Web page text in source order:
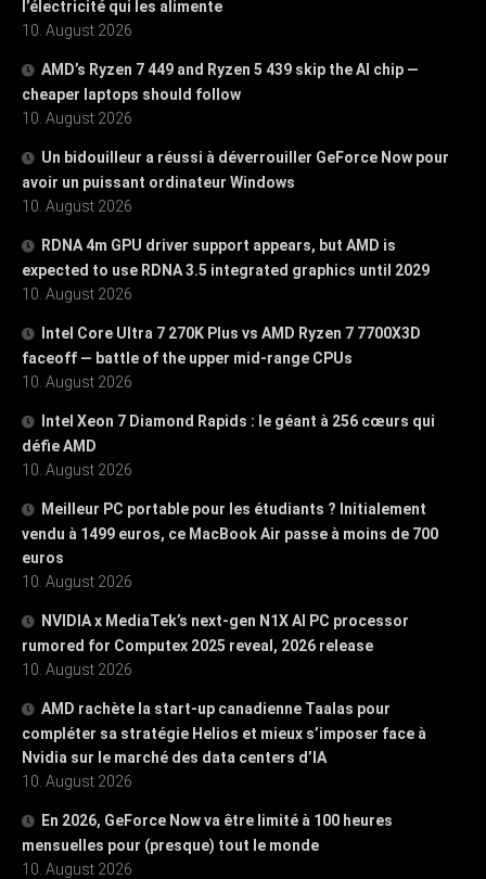
l’électricité qui les alimente
10. August 2026
AMD’s Ryzen 7 449 and Ryzen 5 439 skip the AI chip —
cheaper laptops should follow
10. August 2026
Un bidouilleur a réussi à déverrouiller GeForce Now pour
avoir un puissant ordinateur Windows
10. August 2026
RDNA 4m GPU driver support appears, but AMD is
expected to use RDNA 3.5 integrated graphics until 2029
10. August 2026
Intel Core Ultra 7 270K Plus vs AMD Ryzen 7 7700X3D
faceoff — battle of the upper mid-range CPUs
10. August 2026
Intel Xeon 7 Diamond Rapids : le géant à 256 cœurs qui
défie AMD
10. August 2026
Meilleur PC portable pour les étudiants ? Initialement
vendu à 1499 euros, ce MacBook Air passe à moins de 700
euros
10. August 2026
NVIDIA x MediaTek’s next-gen N1X AI PC processor
rumored for Computex 2025 reveal, 2026 release
10. August 2026
AMD rachète la start-up canadienne Taalas pour
compléter sa stratégie Helios et mieux s’imposer face à
Nvidia sur le marché des data centers d’IA
10. August 2026
En 2026, GeForce Now va être limité à 100 heures
mensuelles pour (presque) tout le monde
10. August 2026